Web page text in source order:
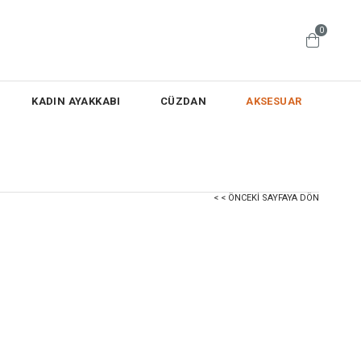
0
KADIN AYAKKABI CÜZDAN AKSESUAR
< < ÖNCEKI SAYFAYA DÖN